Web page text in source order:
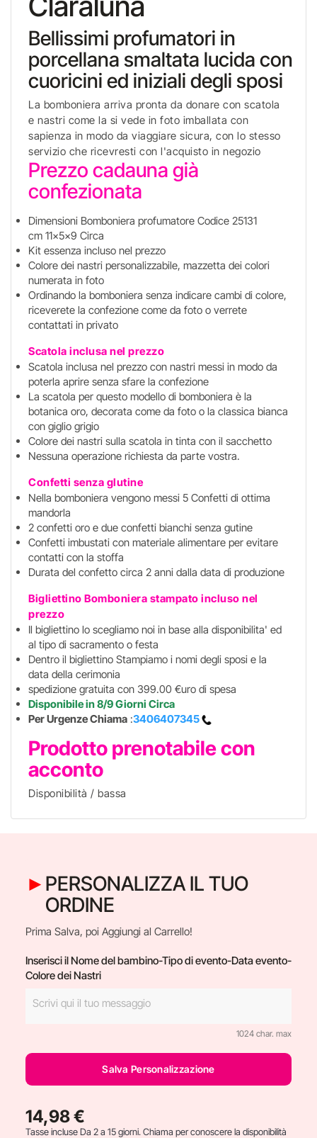
Bellissimi profumatori in
porcellana smaltata lucida con
cuoricini ed iniziali degli sposi
La bomboniera arriva pronta da donare con scatola
e nastri come la si vede in foto imballata con
sapienza in modo da viaggiare sicura, con lo stesso
servizio che ricevresti con l'acquisto in negozio
Prezzo cadauna già
confezionata
Dimensioni Bomboniera profumatore Codice 25131
cm 11x5x9 Circa
Kit essenza incluso nel prezzo
Colore dei nastri personalizzabile, mazzetta dei colori
numerata in foto
Ordinando la bomboniera senza indicare cambi di colore,
riceverete la confezione come da foto o verrete
contattati in privato
Scatola inclusa nel prezzo
Scatola inclusa nel prezzo con nastri messi in modo da
poterla aprire senza sfare la confezione
La scatola per questo modello di bomboniera è la
botanica oro, decorata come da foto o la classica bianca
con giglio grigio
Colore dei nastri sulla scatola in tinta con il sacchetto
Nessuna operazione richiesta da parte vostra.
Confetti senza glutine
Nella bomboniera vengono messi 5 Confetti di ottima
mandorla
2 confetti oro e due confetti bianchi senza gutine
Confetti imbustati con materiale alimentare per evitare
contatti con la stoffa
Durata del confetto circa 2 anni dalla data di produzione
Bigliettino Bomboniera stampato incluso nel
prezzo
Il bigliettino lo scegliamo noi in base alla disponibilita' ed
al tipo di sacramento o festa
Dentro il bigliettino Stampiamo i nomi degli sposi e la
data della cerimonia
spedizione gratuita con 399.00 €uro di spesa
Disponibile in 8/9 Giorni Circa
Per Urgenze Chiama :3406407345
Prodotto prenotabile con
acconto
Disponibilità / bassa
PERSONALIZZA IL TUO
ORDINE
Prima Salva, poi Aggiungi al Carrello!
Inserisci il Nome del bambino-Tipo di evento-Data evento-
Colore dei Nastri
1024 char. max
Salva Personalizzazione
14,98 €
Tasse incluseDa 2 a 15 giorni. Chiama per conoscere la disponibilità